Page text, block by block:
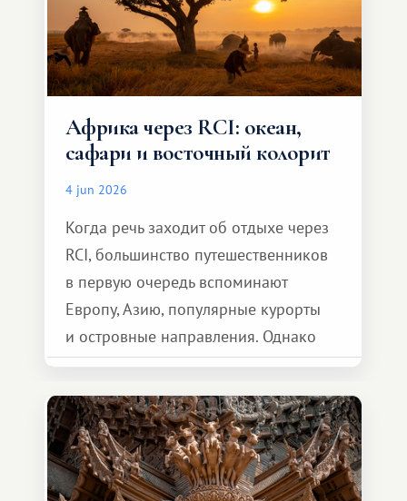
Африка через RCI: океан,
сафари и восточный колорит
4 jun 2026
Когда речь заходит об отдыхе через
RCI, большинство путешественников
в первую очередь вспоминают
Европу, Азию, популярные курорты
и островные направления. Однако
возможности обменной системы
значительно шире. Среди них есть
и Африка — континент, который
способен подарить совершенно иной
формат путешествия.